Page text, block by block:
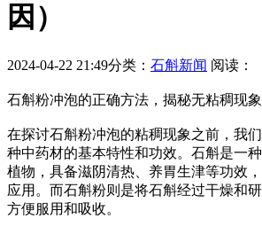
因）
2024-04-22 21:49分类： 石斛新闻 阅读：
石斛粉冲泡的正确方法，揭秘无粘稠现
在探讨石斛粉冲泡的粘稠现象之前，我
种中药材的基本特性和功效。石斛是一
植物，具备滋阴清热、养胃生津等功效
应用。而石斛粉则是将石斛经过干燥和
方便服用和吸收。